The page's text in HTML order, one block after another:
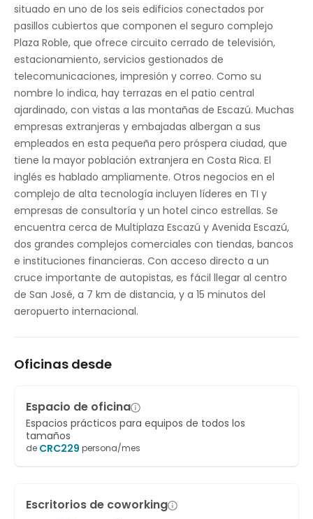
Techos suspendidos
situado en uno de los seis edificios conectados por
pasillos cubiertos que componen el seguro complejo
Plaza Roble, que ofrece circuito cerrado de televisión,
estacionamiento, servicios gestionados de
telecomunicaciones, impresión y correo. Como su
nombre lo indica, hay terrazas en el patio central
ajardinado, con vistas a las montañas de Escazú. Muchas
empresas extranjeras y embajadas albergan a sus
empleados en esta pequeña pero próspera ciudad, que
tiene la mayor población extranjera en Costa Rica. El
inglés es hablado ampliamente. Otros negocios en el
complejo de alta tecnología incluyen líderes en TI y
empresas de consultoría y un hotel cinco estrellas. Se
encuentra cerca de Multiplaza Escazú y Avenida Escazú,
dos grandes complejos comerciales con tiendas, bancos
e instituciones financieras. Con acceso directo a un
cruce importante de autopistas, es fácil llegar al centro
de San José, a 7 km de distancia, y a 15 minutos del
aeropuerto internacional.
Oficinas desde
Espacio de oficina
Espacios prácticos para equipos de todos los
tamaños
de CRC229 persona/mes
Escritorios de coworking